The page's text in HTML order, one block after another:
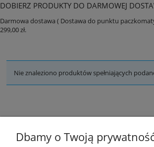
DOBIERZ PRODUKTY DO DARMOWEJ
Darmowa dostawa ( Dostawa do punktu
299,00 zł.
Nie znaleziono produktów spełniających
Dbamy o Twoją